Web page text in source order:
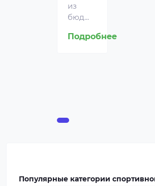
из
бюд...
Подробнее
Популярные категории
потребности человека в
спортсменов и